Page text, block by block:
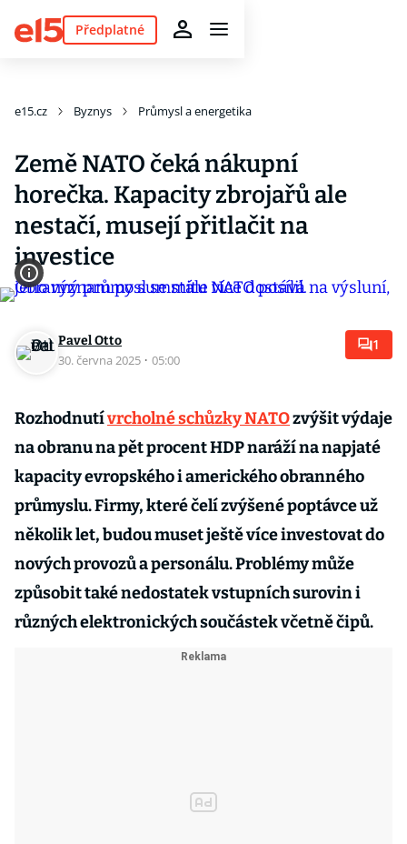
Předplatné
e15.cz Byznys Průmysl a energetika
Země NATO čeká nákupní
horečka. Kapacity zbrojařů ale
nestačí, musejí přitlačit na
investice
Pavel Otto
30. června 2025 · 05:00
1
Rozhodnutívrcholné schůzky NATOzvýšit výdaje
na obranu na pět procent HDP naráží na napjaté
kapacity evropského i amerického obranného
průmyslu. Firmy, které čelí zvýšené poptávce už
několik let, budou muset ještě více investovat do
nových provozů a personálu. Problémy může
způsobit také nedostatek vstupních surovin i
různých elektronických součástek včetně čipů.